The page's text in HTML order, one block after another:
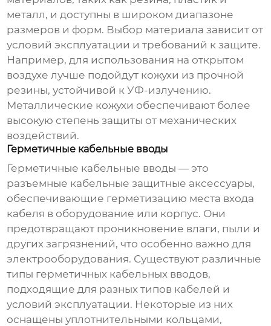
металл, и доступны в широком диапазоне
размеров и форм. Выбор материала зависит от
условий эксплуатации и требований к защите.
Например, для использования на открытом
воздухе лучше подойдут кожухи из прочной
резины, устойчивой к УФ-излучению.
Металлические кожухи обеспечивают более
высокую степень защиты от механических
воздействий.
Герметичные кабельные вводы
Герметичные кабельные вводы — это
разъемные кабельные защитные аксессуары,
обеспечивающие герметизацию места входа
кабеля в оборудование или корпус. Они
предотвращают проникновение влаги, пыли и
других загрязнений, что особенно важно для
электрооборудования. Существуют различные
типы герметичных кабельных вводов,
подходящие для разных типов кабелей и
условий эксплуатации. Некоторые из них
оснащены уплотнительными кольцами,